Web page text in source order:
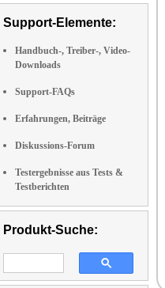
Support-Elemente:
Handbuch-, Treiber-, Video-
Downloads
Support-FAQs
Erfahrungen, Beiträge
Diskussions-Forum
Testergebnisse aus Tests &
Testberichten
Produkt-Suche: